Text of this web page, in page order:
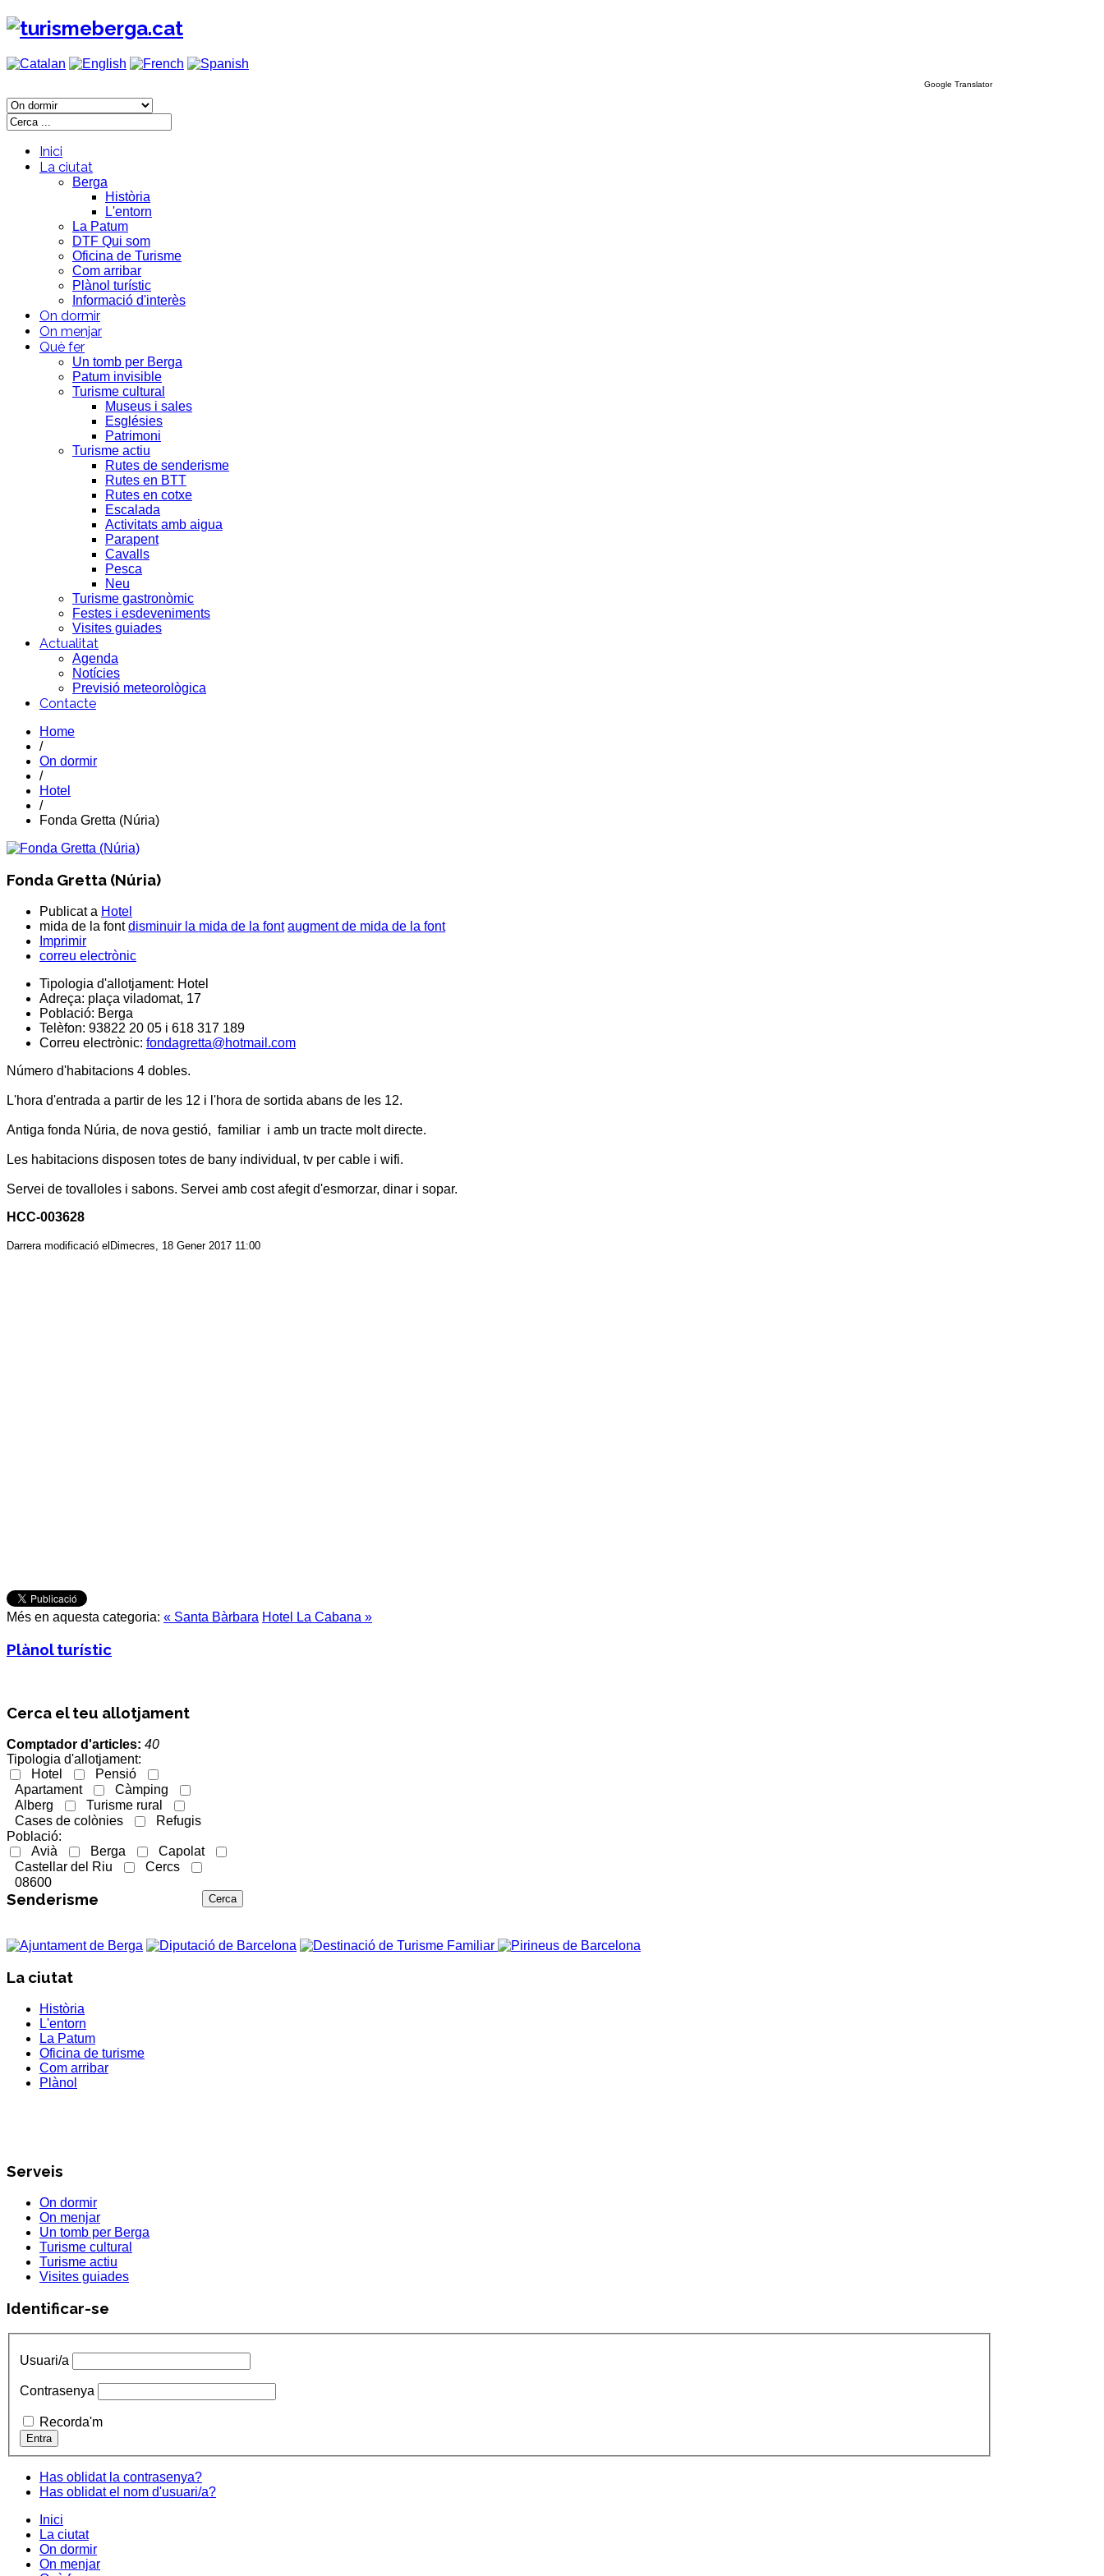
Google Translator
Inici
La ciutat
Berga
Història
L'entorn
La Patum
DTF Qui som
Oficina de Turisme
Com arribar
Plànol turístic
Informació d'interès
On dormir
On menjar
Què fer
Un tomb per Berga
Patum invisible
Turisme cultural
Museus i sales
Esglésies
Patrimoni
Turisme actiu
Rutes de senderisme
Rutes en BTT
Rutes en cotxe
Escalada
Activitats amb aigua
Parapent
Cavalls
Pesca
Neu
Turisme gastronòmic
Festes i esdeveniments
Visites guiades
Actualitat
Agenda
Notícies
Previsió meteorològica
Contacte
Home
/
On dormir
/
Hotel
/
Fonda Gretta (Núria)
Fonda Gretta (Núria)
Publicat a Hotel
mida de la font disminuir la mida de la font augment de mida de la font
Imprimir
correu electrònic
Tipologia d'allotjament: Hotel
Adreça: plaça viladomat, 17
Població: Berga
Telèfon: 93822 20 05 i 618 317 189
Correu electrònic: fondagretta@hotmail.com
Número d'habitacions 4 dobles.
L'hora d'entrada a partir de les 12 i l'hora de sortida abans de les 12.
Antiga fonda Núria, de nova gestió, familiar i amb un tracte molt directe.
Les habitacions disposen totes de bany individual, tv per cable i wifi.
Servei de tovalloles i sabons. Servei amb cost afegit d'esmorzar, dinar i sopar.
HCC-003628
Darrera modificació elDimecres, 18 Gener 2017 11:00
Més en aquesta categoria: « Santa Bàrbara Hotel La Cabana »
Plànol turístic
Cerca el teu allotjament
Comptador d'articles: 40
Tipologia d'allotjament:
Hotel
Pensió
Apartament
Càmping
Alberg
Turisme rural
Cases de colònies
Refugis
Població:
Avià
Berga
Capolat
Castellar del Riu
Cercs
08600
Senderisme
La ciutat
Història
L'entorn
La Patum
Oficina de turisme
Com arribar
Plànol
Serveis
On dormir
On menjar
Un tomb per Berga
Turisme cultural
Turisme actiu
Visites guiades
Identificar-se
Usuari/a
Contrasenya
Recorda'm
Has oblidat la contrasenya?
Has oblidat el nom d'usuari/a?
Inici
La ciutat
On dormir
On menjar